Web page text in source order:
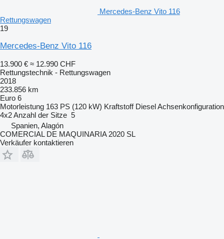
Mercedes-Benz Vito 116
Rettungswagen
19
Mercedes-Benz Vito 116
13.900 € ≈ 12.990 CHF
Rettungstechnik - Rettungswagen
2018
233.856 km
Euro 6
Motorleistung 163 PS (120 kW) Kraftstoff DieselAchsenkonfiguration
4x2Anzahl der Sitze 5
Spanien, Alagón
COMERCIAL DE MAQUINARIA 2020 SL
Verkäufer kontaktieren